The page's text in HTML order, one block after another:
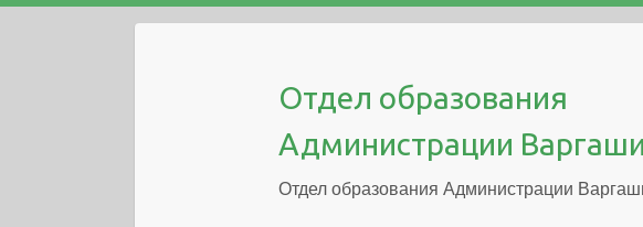
Отдел образования
Администрации
Отдел образования Администрации